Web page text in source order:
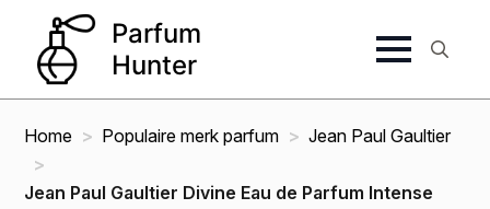
Home Populaire merk parfum Jean Paul Gaultier
Jean Paul Gaultier Divine Eau de Parfum Intense